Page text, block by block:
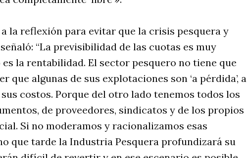
la reflexión para evitar que la crisis pesquera y
“La previsibilidad de las cuotas es muy
la rentabilidad. El sector pesquero no tiene que
que algunas de sus explotaciones son ‘a pérdida’, a
costos. Porque del otro lado tenemos todos los
de proveedores, sindicatos y de los propios
Si no moderamos y racionalizamos esas
que tarde la Industria Pesquera profundizará su